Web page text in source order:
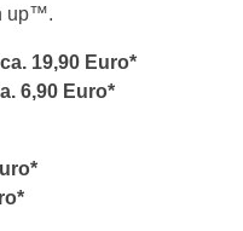
up™.
19,90 Euro*
6,90 Euro*